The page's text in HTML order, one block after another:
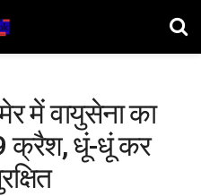
में वायुसेना का
क्रैश, धूं-धूं कर